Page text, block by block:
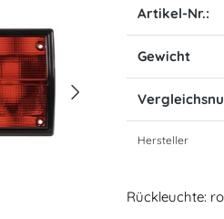
Artikel-Nr.:
Gewicht
Hersteller
Rückleuchte: